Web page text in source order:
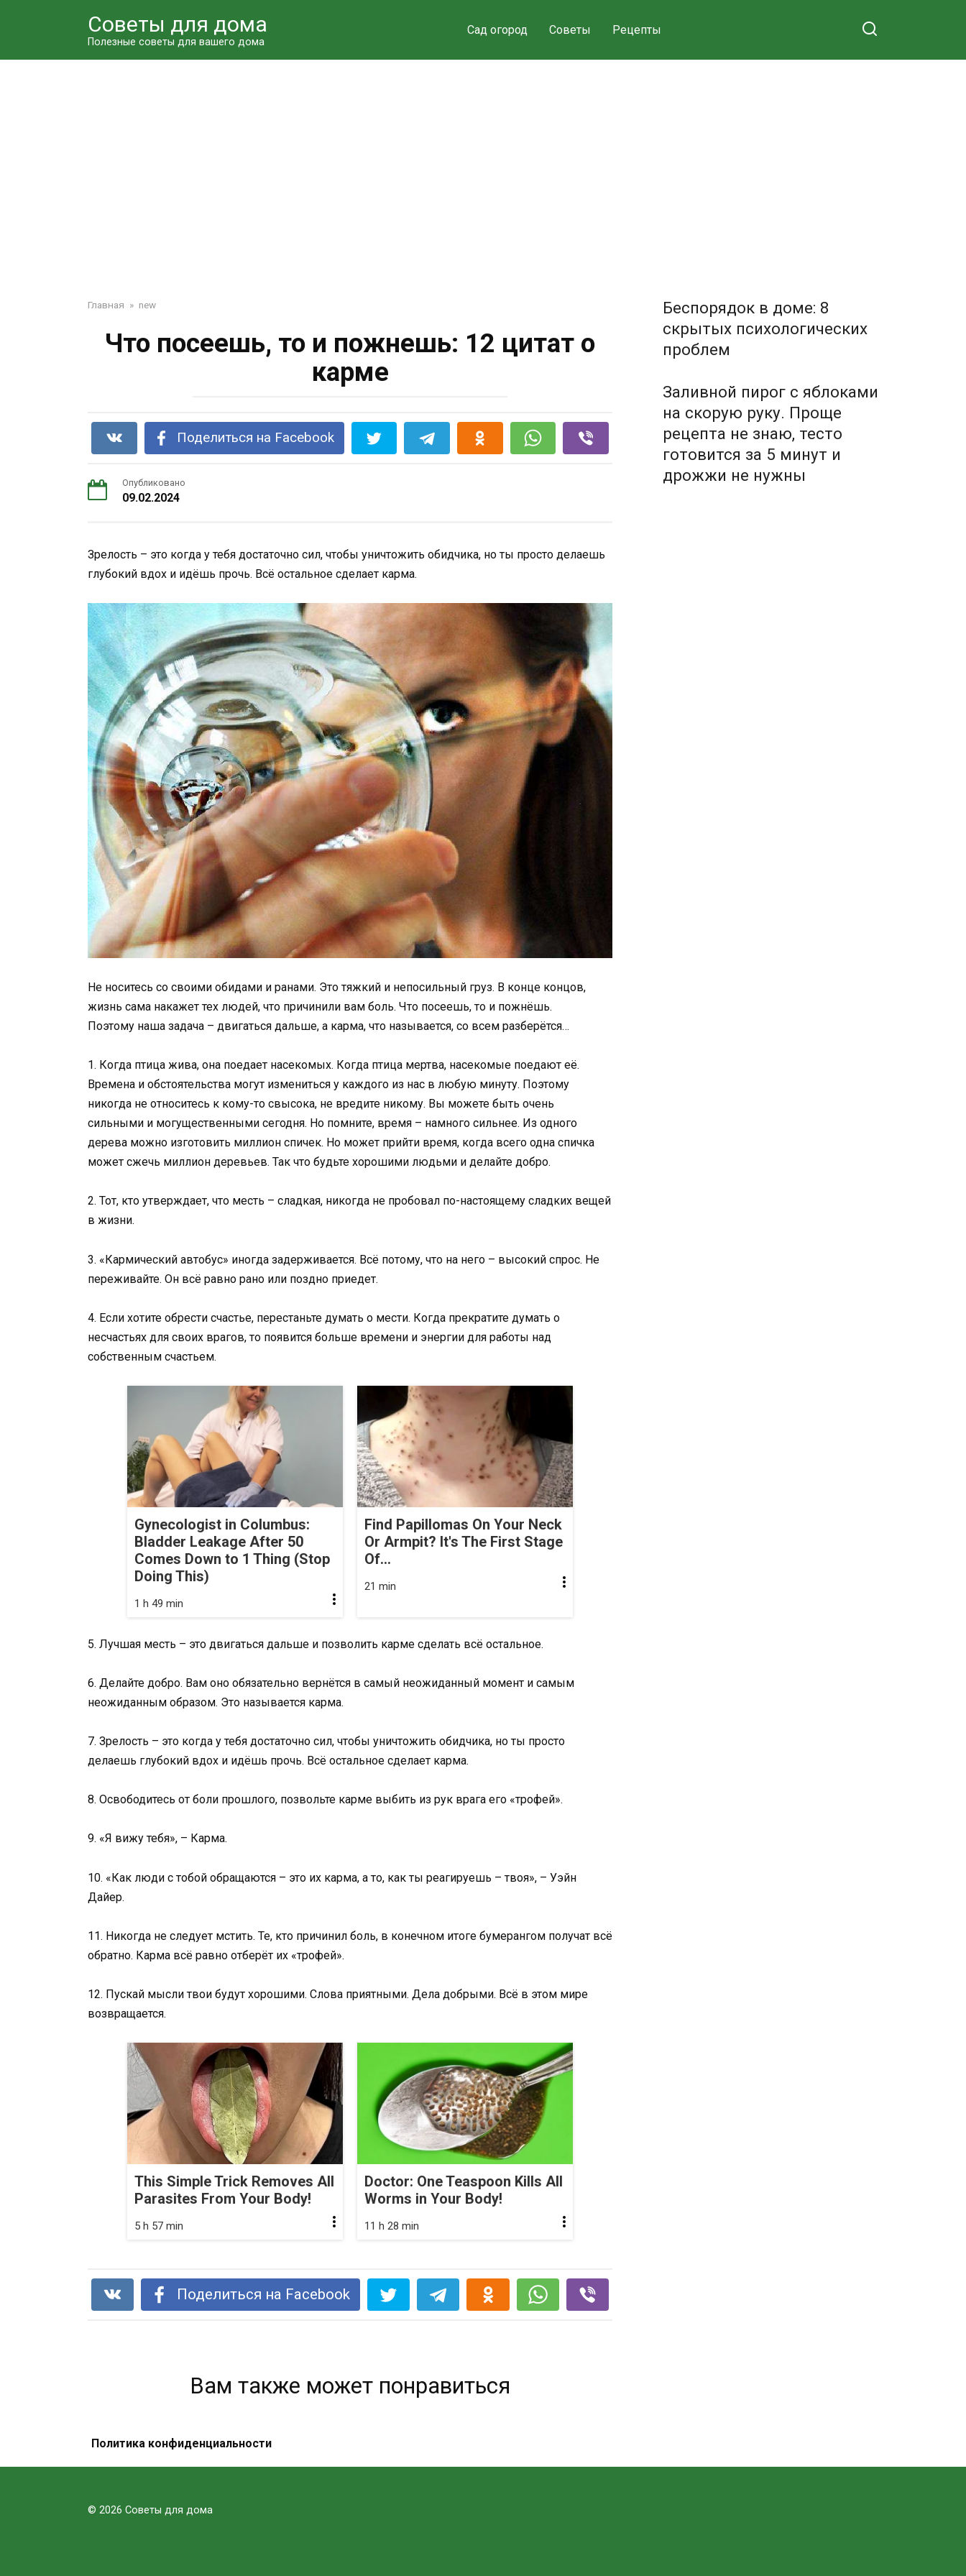
Советы для дома
Полезные советы для вашего дома
Сад огород Советы Рецепты
Главная » new
Что посеешь, то и пожнешь: 12 цитат о
карме
Поделиться на Facebook
Опубликовано
09.02.2024
Зрелость – это когда у тебя достаточно сил, чтобы уничтожить обидчика, но ты просто делаешь
глубокий вдох и идёшь прочь. Всё остальное сделает карма.
Не носитесь со своими обидами и ранами. Это тяжкий и непосильный груз. В конце концов,
жизнь сама накажет тех людей, что причинили вам боль. Что посеешь, то и пожнёшь.
Поэтому наша задача – двигаться дальше, а карма, что называется, со всем разберётся…
1. Когда птица жива, она поедает насекомых. Когда птица мертва, насекомые поедают её.
Времена и обстоятельства могут измениться у каждого из нас в любую минуту. Поэтому
никогда не относитесь к кому-то свысока, не вредите никому. Вы можете быть очень
сильными и могущественными сегодня. Но помните, время – намного сильнее. Из одного
дерева можно изготовить миллион спичек. Но может прийти время, когда всего одна спичка
может сжечь миллион деревьев. Так что будьте хорошими людьми и делайте добро.
2. Тот, кто утверждает, что месть – сладкая, никогда не пробовал по-настоящему сладких вещей
в жизни.
3. «Кармический автобус» иногда задерживается. Всё потому, что на него – высокий спрос. Не
переживайте. Он всё равно рано или поздно приедет.
4. Если хотите обрести счастье, перестаньте думать о мести. Когда прекратите думать о
несчастьях для своих врагов, то появится больше времени и энергии для работы над
собственным счастьем.
Gynecologist in Columbus:
Bladder Leakage After 50
Comes Down to 1 Thing (Stop
Doing This)
1 h 49 min
Find Papillomas On Your Neck
Or Armpit? It's The First Stage
Of...
21 min
5. Лучшая месть – это двигаться дальше и позволить карме сделать всё остальное.
6. Делайте добро. Вам оно обязательно вернётся в самый неожиданный момент и самым
неожиданным образом. Это называется карма.
7. Зрелость – это когда у тебя достаточно сил, чтобы уничтожить обидчика, но ты просто
делаешь глубокий вдох и идёшь прочь. Всё остальное сделает карма.
8. Освободитесь от боли прошлого, позвольте карме выбить из рук врага его «трофей».
9. «Я вижу тебя», – Карма.
10. «Как люди с тобой обращаются – это их карма, а то, как ты реагируешь – твоя», – Уэйн
Дайер.
11. Никогда не следует мстить. Те, кто причинил боль, в конечном итоге бумерангом получат всё
обратно. Карма всё равно отберёт их «трофей».
12. Пускай мысли твои будут хорошими. Слова приятными. Дела добрыми. Всё в этом мире
возвращается.
This Simple Trick Removes All
Parasites From Your Body!
5 h 57 min
Doctor: One Teaspoon Kills All
Worms in Your Body!
11 h 28 min
Поделиться на Facebook
Вам также может понравиться
Пейте лимонную воду вместо
элементарно!
Беспорядок в доме: 8
скрытых психологических
проблем
Заливной пирог с яблоками
на скорую руку. Проще
рецепта не знаю, тесто
готовится за 5 минут и
дрожжи не нужны
Политика конфиденциальности
© 2026 Советы для дома